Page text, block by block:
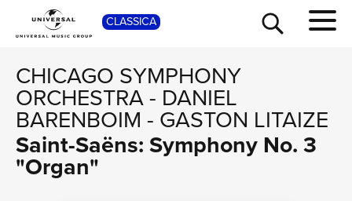
CLASSICA
CHICAGO SYMPHONY
ORCHESTRA- DANIEL
BARENBOIM - GASTON LITAIZE
Saint-Saëns: Symphony No. 3
"Organ"